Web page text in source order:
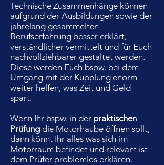
Technische Zusammenhänge können
aufgrund der Ausbildungen sowie der
jahrelang gesammelten
Berufserfahrung besser erklärt,
verständlicher vermittelt und für Euch
nachvollziehbarer gestaltet werden.
Diese werden Euch bspw. bei dem
Umgang mit der Kupplung enorm
weiter helfen, was Zeit und Geld
spart.
Wenn Ihr bspw. in der praktischen
Prüfung die Motorhaube öffnen sollt,
dann könnt Ihr alles was sich im
Motorraum befindet und relevant ist
dem Prüfer problemlos erklären.